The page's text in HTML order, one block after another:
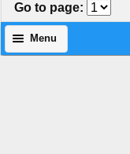
Go to page:
Menu